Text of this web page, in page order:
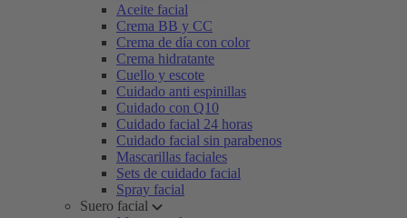
Aceite facial
Crema BB y CC
Crema de día con color
Crema hidratante
Cuello y escote
Cuidado anti espinillas
Cuidado con Q10
Cuidado facial 24 horas
Cuidado facial sin parabenos
Mascarillas faciales
Sets de cuidado facial
Spray facial
Suero facial